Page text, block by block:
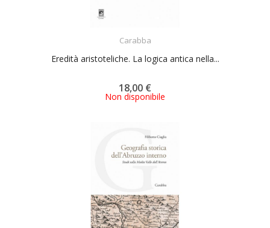
Carabba
Eredità aristoteliche. La logica antica nella...
18,00 €
Non disponibile